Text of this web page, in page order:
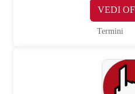
VEDI
Termini